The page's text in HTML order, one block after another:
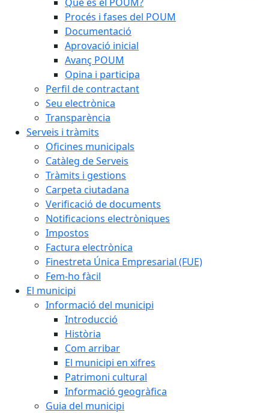
Procés i fases del POUM
Documentació
Aprovació inicial
Avanç POUM
Opina i participa
Perfil de contractant
Seu electrònica
Transparència
Serveis i tràmits
Oficines municipals
Catàleg de Serveis
Tràmits i gestions
Carpeta ciutadana
Verificació de documents
Notificacions electròniques
Impostos
Factura electrònica
Finestreta Única Empresarial (FUE)
Fem-ho fàcil
El municipi
Informació del municipi
Introducció
Història
Com arribar
El municipi en xifres
Patrimoni cultural
Informació geogràfica
Guia del municipi